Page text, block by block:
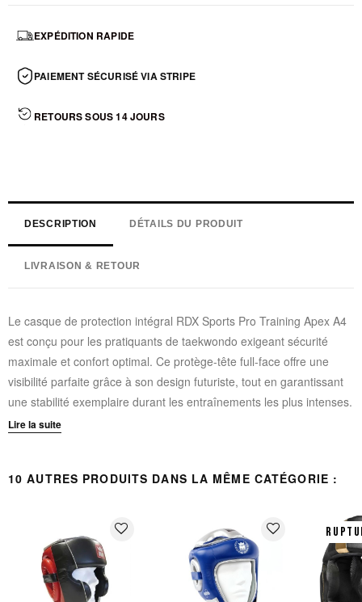
EXPÉDITION RAPIDE
PAIEMENT SÉCURISÉ VIA STRIPE
RETOURS SOUS 14 JOURS
DESCRIPTION DÉTAILS DU PRODUIT
LIVRAISON & RETOUR
Le casque de protection intégral RDX Sports Pro Training Apex A4
est conçu pour les pratiquants de taekwondo exigeant sécurité
maximale et confort optimal. Ce protège-tête full-face offre une
visibilité parfaite grâce à son design futuriste, tout en garantissant
une stabilité exemplaire durant les entraînements les plus intenses.
Certifié CE, il répond aux standards de sécurité les plus stricts pour
Construction premium :Extérieur en cuir Super Skin pour
Système de protection avancé :
Rembourrage SpongeX et
Polygonal Fusion Foam pour une absorption optimale des chocs
Technologies intégrées :
Max-shock Equilibrium Foam et
EVA-LUTION SHEET pour une protection des oreilles et une
Lire la suite
10 AUTRES PRODUITS DANS LA MÊME CATÉGORIE :
favorite_border favorite_border